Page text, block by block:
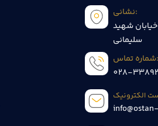
نشانی:
شهید
سلیمانی
شماره تماس:
028-